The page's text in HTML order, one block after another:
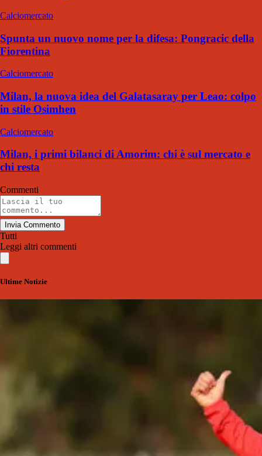
Calciomercato
Spunta un nuovo nome per la difesa: Pongracic della
Fiorentina
Calciomercato
Milan, la nuova idea del Galatasaray per Leao: colpo
in stile Osimhen
Calciomercato
Milan, i primi bilanci di Amorim: chi è sul mercato e
chi resta
Commenti
Invia Commento
Tutti
Leggi altri commenti
Ultime Notizie